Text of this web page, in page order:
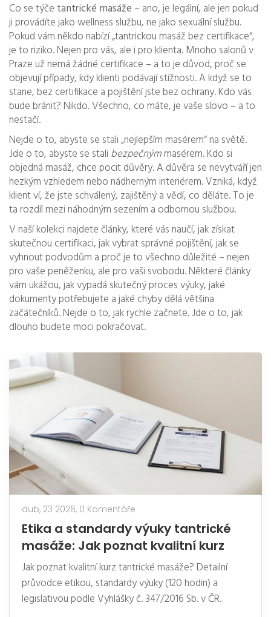
Co se týče tantrické masáže – ano, je legální, ale jen pokud
ji provádíte jako wellness službu, ne jako sexuální službu.
Pokud vám někdo nabízí „tantrickou masáž bez certifikace“,
je to riziko. Nejen pro vás, ale i pro klienta. Mnoho salonů v
Praze už nemá žádné certifikace – a to je důvod, proč se
objevují případy, kdy klienti podávají stížnosti. A když se to
stane, bez certifikace a pojištění jste bez ochrany. Kdo vás
bude bránit? Nikdo. Všechno, co máte, je vaše slovo – a to
nestačí.
Nejde o to, abyste se stali „nejlepším masérem“ na světě.
Jde o to, abyste se stali bezpečnýmmasérem. Kdo si
objedná masáž, chce pocit důvěry. A důvěra se nevytváří jen
hezkým vzhledem nebo nádherným interiérem. Vzniká, když
klient ví, že jste schválený, zajištěný a vědí, co děláte. To je
ta rozdíl mezi náhodným sezením a odbornou službou.
V naší kolekci najdete články, které vás naučí, jak získat
skutečnou certifikaci, jak vybrat správné pojištění, jak se
vyhnout podvodům a proč je to všechno důležité – nejen
pro vaše peněženku, ale pro vaši svobodu. Některé články
vám ukážou, jak vypadá skutečný proces výuky, jaké
dokumenty potřebujete a jaké chyby dělá většina
začátečníků. Nejde o to, jak rychle začnete. Jde o to, jak
dlouho budete moci pokračovat.
dub, 23 2026, 0 Komentáře
Etika a standardy výuky tantrické
masáže: Jak poznat kvalitní kurz
Jak poznat kvalitní kurz tantrické masáže? Detailní
průvodce etikou, standardy výuky (120 hodin) a
legislativou podle Vyhlášky č. 347/2016 Sb. v ČR.